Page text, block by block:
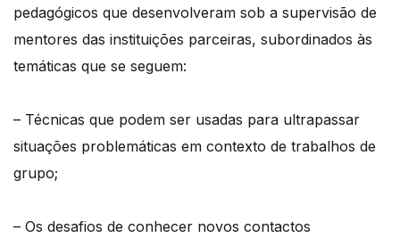
pedagógicos que desenvolveram sob a supervisão de
mentores das instituições parceiras, subordinados às
temáticas que se seguem:
– Técnicas que podem ser usadas para ultrapassar
situações problemáticas em contexto de trabalhos de
grupo;
– Os desafios de conhecer novos contactos